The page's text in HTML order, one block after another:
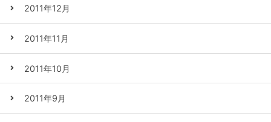
2011年12月
2011年11月
2011年10月
2011年9月